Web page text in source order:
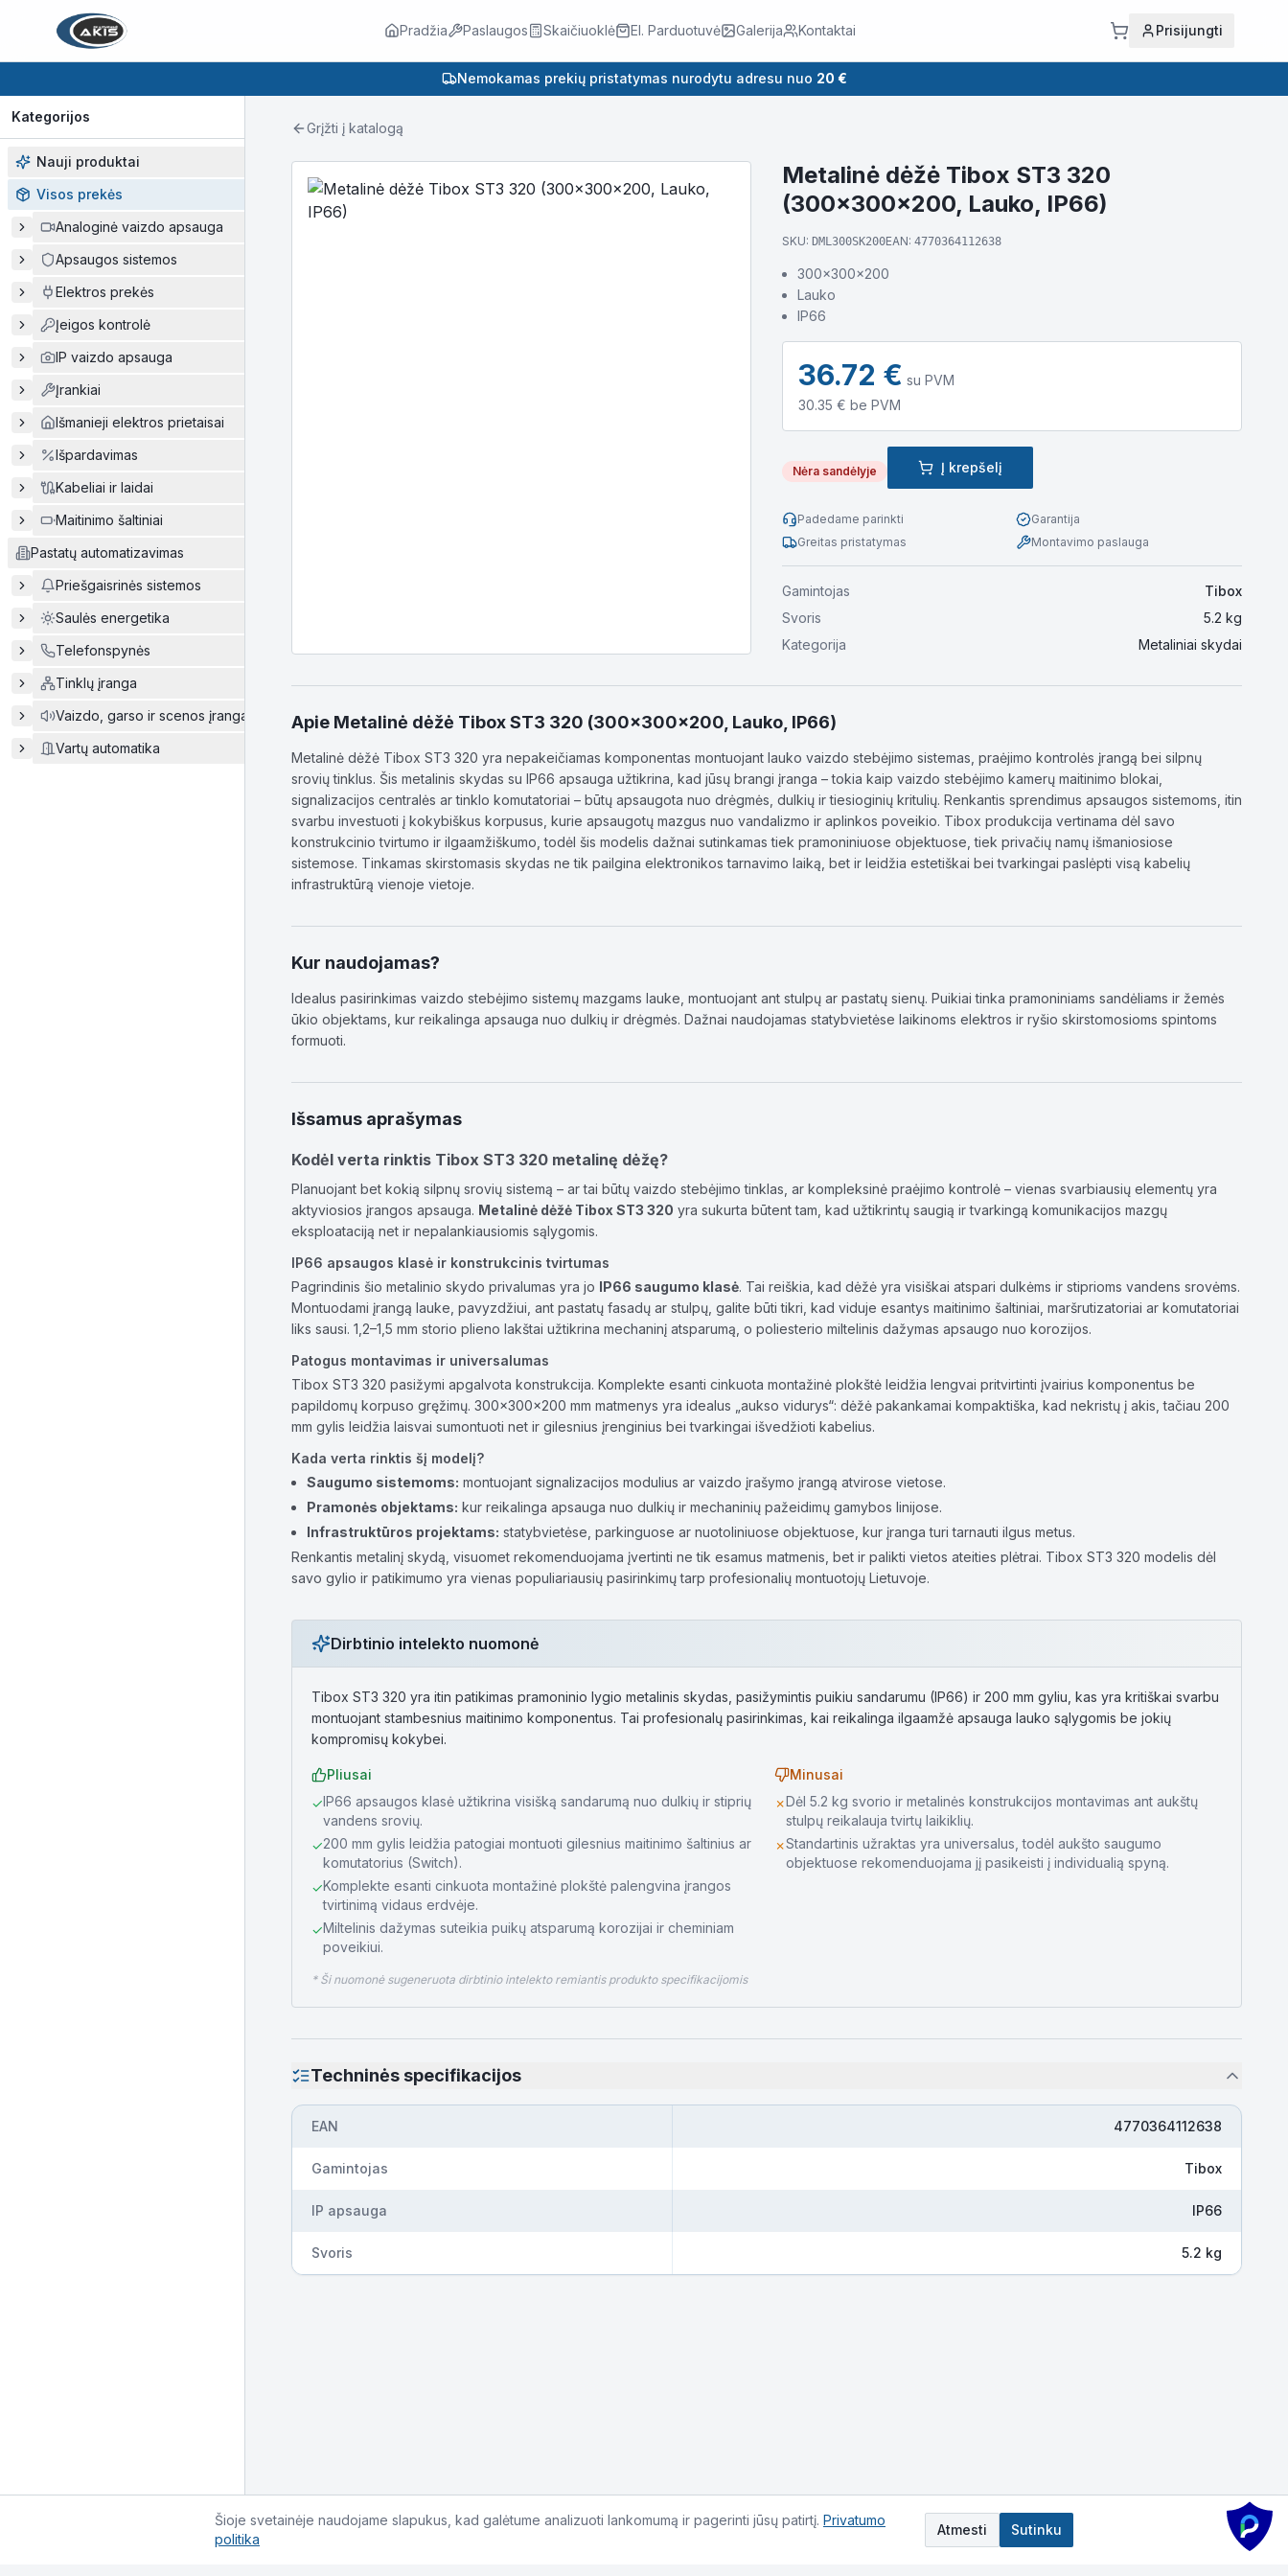
Pradžia Paslaugos Skaičiuoklė El. Parduotuvė Galerija Kontaktai Prisijungti
Nemokamas prekių pristatymas nurodytu adresu nuo 20 €
Kategorijos
Nauji produktai
Visos prekės
Analoginė vaizdo apsauga
Apsaugos sistemos
Elektros prekės
Įeigos kontrolė
IP vaizdo apsauga
Įrankiai
Išmanieji elektros prietaisai
Išpardavimas
Kabeliai ir laidai
Maitinimo šaltiniai
Pastatų automatizavimas
Priešgaisrinės sistemos
Saulės energetika
Telefonspynės
Tinklų įranga
Vaizdo, garso ir scenos įranga
Vartų automatika
Grįžti į katalogą
Metalinė dėžė Tibox ST3 320
(300x300x200, Lauko, IP66)
SKU: DML300SK200EAN: 4770364112638
300x300x200
Lauko
IP66
36.72 € su PVM
30.35 € be PVM
Nėra sandėlyje Į krepšelį
Padedame parinkti
Garantija
Greitas pristatymas
Montavimo paslauga
Gamintojas
Tibox
Svoris
5.2 kg
Kategorija
Metaliniai skydai
Apie Metalinė dėžė Tibox ST3 320 (300x300x200, Lauko, IP66)
Metalinė dėžė Tibox ST3 320 yra nepakeičiamas komponentas montuojant lauko vaizdo stebėjimo sistemas, praėjimo kontrolės įrangą bei silpnų
srovių tinklus. Šis metalinis skydas su IP66 apsauga užtikrina, kad jūsų brangi įranga – tokia kaip vaizdo stebėjimo kamerų maitinimo blokai,
signalizacijos centralės ar tinklo komutatoriai – būtų apsaugota nuo drėgmės, dulkių ir tiesioginių kritulių. Renkantis sprendimus apsaugos sistemoms, itin
svarbu investuoti į kokybiškus korpusus, kurie apsaugotų mazgus nuo vandalizmo ir aplinkos poveikio. Tibox produkcija vertinama dėl savo
konstrukcinio tvirtumo ir ilgaamžiškumo, todėl šis modelis dažnai sutinkamas tiek pramoniniuose objektuose, tiek privačių namų išmaniosiose
sistemose. Tinkamas skirstomasis skydas ne tik pailgina elektronikos tarnavimo laiką, bet ir leidžia estetiškai bei tvarkingai paslėpti visą kabelių
infrastruktūrą vienoje vietoje.
Kur naudojamas?
Idealus pasirinkimas vaizdo stebėjimo sistemų mazgams lauke, montuojant ant stulpų ar pastatų sienų. Puikiai tinka pramoniniams sandėliams ir žemės
ūkio objektams, kur reikalinga apsauga nuo dulkių ir drėgmės. Dažnai naudojamas statybvietėse laikinoms elektros ir ryšio skirstomosioms spintoms
formuoti.
Išsamus aprašymas
Kodėl verta rinktis Tibox ST3 320 metalinę dėžę?
Planuojant bet kokią silpnų srovių sistemą – ar tai būtų vaizdo stebėjimo tinklas, ar kompleksinė praėjimo kontrolė – vienas svarbiausių elementų yra
aktyviosios įrangos apsauga. Metalinė dėžė Tibox ST3 320 yra sukurta būtent tam, kad užtikrintų saugią ir tvarkingą komunikacijos mazgų
eksploataciją net ir nepalankiausiomis sąlygomis.
IP66 apsaugos klasė ir konstrukcinis tvirtumas
Pagrindinis šio metalinio skydo privalumas yra jo IP66 saugumo klasė. Tai reiškia, kad dėžė yra visiškai atspari dulkėms ir stiprioms vandens srovėms.
Montuodami įrangą lauke, pavyzdžiui, ant pastatų fasadų ar stulpų, galite būti tikri, kad viduje esantys maitinimo šaltiniai, maršrutizatoriai ar komutatoriai
liks sausi. 1,2–1,5 mm storio plieno lakštai užtikrina mechaninį atsparumą, o poliesterio miltelinis dažymas apsaugo nuo korozijos.
Patogus montavimas ir universalumas
Tibox ST3 320 pasižymi apgalvota konstrukcija. Komplekte esanti cinkuota montažinė plokštė leidžia lengvai pritvirtinti įvairius komponentus be
papildomų korpuso gręžimų. 300x300x200 mm matmenys yra idealus „aukso vidurys“: dėžė pakankamai kompaktiška, kad nekristų į akis, tačiau 200
mm gylis leidžia laisvai sumontuoti net ir gilesnius įrenginius bei tvarkingai išvedžioti kabelius.
Kada verta rinktis šį modelį?
Saugumo sistemoms: montuojant signalizacijos modulius ar vaizdo įrašymo įrangą atvirose vietose.
Pramonės objektams: kur reikalinga apsauga nuo dulkių ir mechaninių pažeidimų gamybos linijose.
Infrastruktūros projektams: statybvietėse, parkinguose ar nuotoliniuose objektuose, kur įranga turi tarnauti ilgus metus.
Renkantis metalinį skydą, visuomet rekomenduojama įvertinti ne tik esamus matmenis, bet ir palikti vietos ateities plėtrai. Tibox ST3 320 modelis dėl
savo gylio ir patikimumo yra vienas populiariausių pasirinkimų tarp profesionalių montuotojų Lietuvoje.
Dirbtinio intelekto nuomonė
Tibox ST3 320 yra itin patikimas pramoninio lygio metalinis skydas, pasižymintis puikiu sandarumu (IP66) ir 200 mm gyliu, kas yra kritiškai svarbu
montuojant stambesnius maitinimo komponentus. Tai profesionalų pasirinkimas, kai reikalinga ilgaamžė apsauga lauko sąlygomis be jokių
kompromisų kokybei.
Pliusai
✓IP66 apsaugos klasė užtikrina visišką sandarumą nuo dulkių ir stiprių
vandens srovių.
✓200 mm gylis leidžia patogiai montuoti gilesnius maitinimo šaltinius ar
komutatorius (Switch).
✓Komplekte esanti cinkuota montažinė plokštė palengvina įrangos
tvirtinimą vidaus erdvėje.
✓Miltelinis dažymas suteikia puikų atsparumą korozijai ir cheminiam
poveikiui.
Minusai
✗Dėl 5.2 kg svorio ir metalinės konstrukcijos montavimas ant aukštų
stulpų reikalauja tvirtų laikiklių.
✗Standartinis užraktas yra universalus, todėl aukšto saugumo
objektuose rekomenduojama jį pasikeisti į individualią spyną.
* Ši nuomonė sugeneruota dirbtinio intelekto remiantis produkto specifikacijomis
Techninės specifikacijos
EAN 4770364112638
Gamintojas Tibox
IP apsauga IP66
Svoris 5.2 kg
Šioje svetainėje naudojame slapukus, kad galėtume analizuoti lankomumą ir pagerinti jūsų patirtį. Privatumo
politika
Atmesti Sutinku